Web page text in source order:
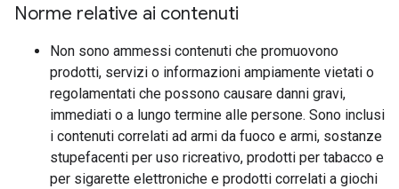
Norme relative ai contenuti
Non sono ammessi contenuti che promuovono
prodotti, servizi o informazioni ampiamente vietati o
regolamentati che possono causare danni gravi,
immediati o a lungo termine alle persone. Sono inclusi
i contenuti correlati ad armi da fuoco e armi, sostanze
stupefacenti per uso ricreativo, prodotti per tabacco e
per sigarette elettroniche e prodotti correlati a giochi